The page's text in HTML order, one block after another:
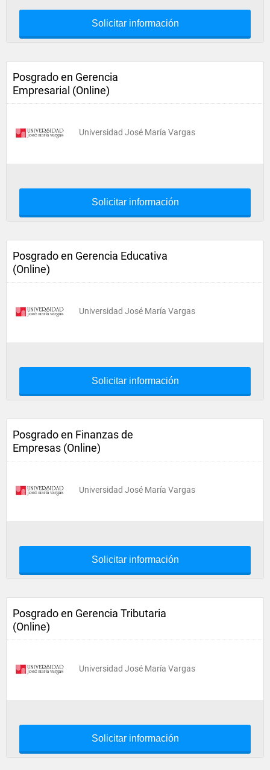
Solicitar información
Posgrado en Gerencia
Empresarial (Online)
Universidad José María Vargas
Solicitar información
Posgrado en Gerencia Educativa
(Online)
Universidad José María Vargas
Solicitar información
Posgrado en Finanzas de
Empresas (Online)
Universidad José María Vargas
Solicitar información
Posgrado en Gerencia Tributaria
(Online)
Universidad José María Vargas
Solicitar información